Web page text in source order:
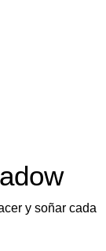
y soñar cada